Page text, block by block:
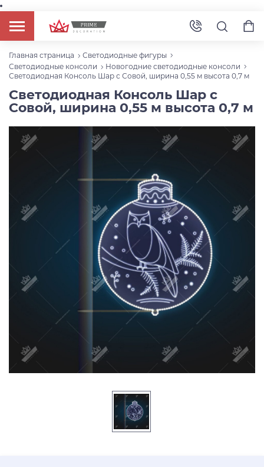
Главная страница
Светодиодные фигуры
Светодиодные консоли
Новогодние светодиодные консоли
Светодиодная Консоль Шар с Совой, ширина 0,55 м высота 0,7 м
Светодиодная Консоль Шар с
Совой, ширина 0,55 м высота 0,7 м